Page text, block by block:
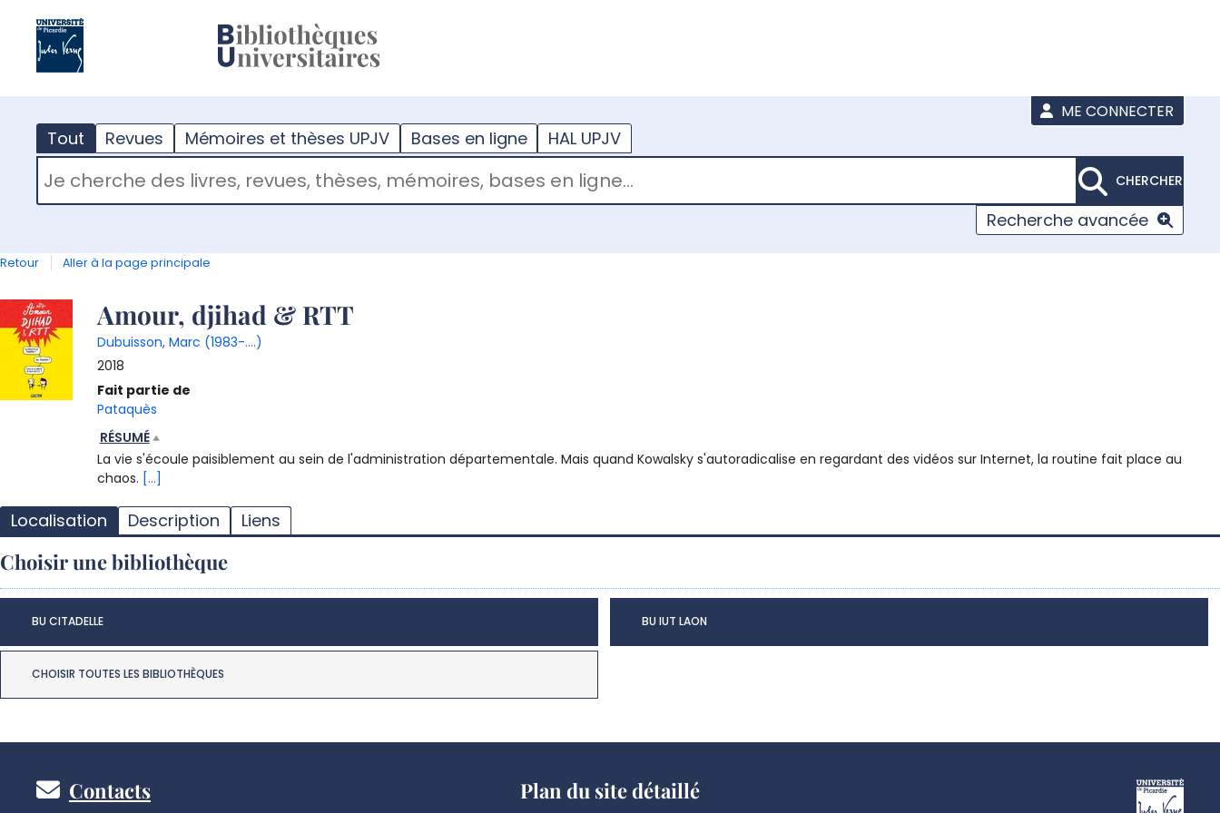
ME CONNECTER
Tout Revues Mémoires et thèses UPJV Bases en ligne HAL UPJV
RECHERCHER DANS "TOUT"
CHERCHER
Recherche avancée
Retour Aller à la page principale
Détail
document
Amour, djihad & RTT
Dubuisson, Marc (1983-....)
2018
Fait partie de
Pataquès
RÉSUMÉ
La vie s'écoule paisiblement au sein de l'administration départementale. Mais quand Kowalsky s'autoradicalise en regardant des vidéos sur Internet, la routine fait place au
chaos. [...]
Localisation Description Liens
Choisir une bibliothèque
BU CITADELLE BU IUT LAON
CHOISIR TOUTES LES BIBLIOTHÈQUES
Pied
Contacts Plan du site détaillé